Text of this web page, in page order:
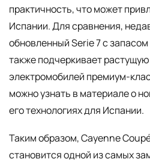
практичность, что может
Испании. Для сравнения,
обновленный Serie 7 с
также подчеркивает
электромобилей премиум-
можно узнать в материале о
его технологиях для Испании.
Таким образом, Cayenne
становится одной из самых